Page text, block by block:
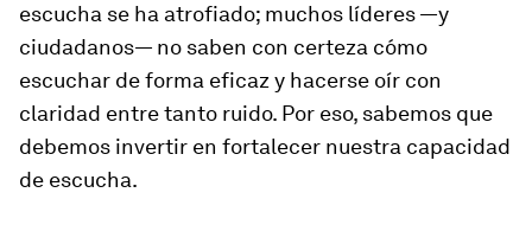
escucha se ha atrofiado; muchos líderes —y
ciudadanos— no saben con certeza cómo
escuchar de forma eficaz y hacerse oír con
claridad entre tanto ruido. Por eso, sabemos que
debemos invertir en fortalecer nuestra capacidad
de escucha.